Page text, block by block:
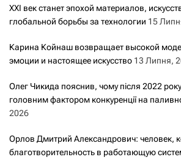
XXI век станет эпохой материалов,
глобальной борьбы за технологии 15
Карина Койнаш возвращает высокой
эмоции и настоящее искусство 13 Липня,
Олег Чикида пояснив, чому після 2022 року
головним фактором конкуренції на
2026
Орлов Дмитрий Александрович: человек,
благотворительность в работающую